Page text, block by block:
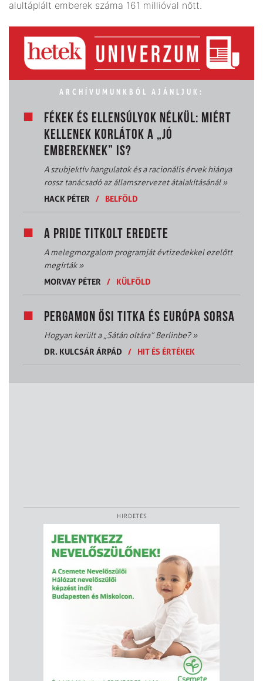
alultáplált emberek száma 161 millióval nőtt.
ARCHÍVUMUNKBÓL AJÁNLJUK:
FÉKEK ÉS ELLENSÚLYOK NÉLKÜL: MIÉRT
KELLENEK KORLÁTOK A „JÓ
EMBEREKNEK” IS?
A szubjektív hangulatok és a racionális érvek hiánya
rossz tanácsadó az államszervezet átalakításánál»
HACK PÉTER
/ BELFÖLD
A PRIDE TITKOLT EREDETE
A melegmozgalom programját évtizedekkel ezelőtt
megírták»
MORVAY PÉTER
/ KÜLFÖLD
PERGAMON ŐSI TITKA ÉS EURÓPA SORSA
Hogyan került a „Sátán oltára” Berlinbe?»
DR. KULCSÁR ÁRPÁD
/ HIT ÉS ÉRTÉKEK
HIRDETÉS